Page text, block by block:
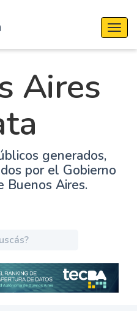
Aires
generados,
por el Gobierno
Buenos Aires.